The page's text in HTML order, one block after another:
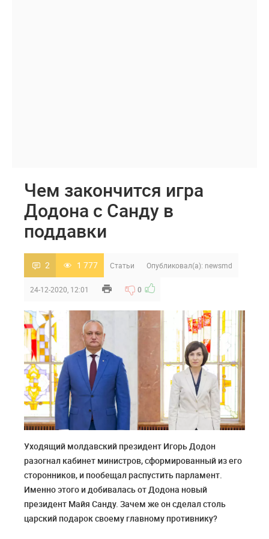
Чем закончится игра
Додона с Санду в
поддавки
2 1 777 Статьи Опубликовал(а): newsmd
24-12-2020, 12:01 0
Уходящий молдавский президент Игорь Додон
разогнал кабинет министров, сформированный из его
сторонников, и пообещал распустить парламент.
Именно этого и добивалась от Додона новый
президент Майя Санду. Зачем же он сделал столь
царский подарок своему главному противнику?